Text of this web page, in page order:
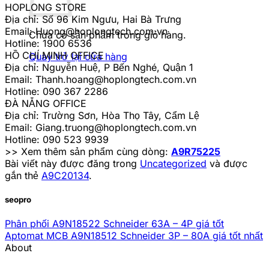
Chưa có sản phẩm trong giỏ hàng.
Quay trở lại cửa hàng
HOPLONG STORE
Địa chỉ: Số 96 Kim Ngưu, Hai Bà Trưng
Email:Huong@hoplongtech.com.vn
Hotline: 1900 6536
HỒ CHÍ MINH OFFICE
Địa chỉ: Nguyễn Huệ, P Bến Nghé, Quận 1
Email: Thanh.hoang@hoplongtech.com.vn
Hotline: 090 367 2286
ĐÀ NẴNG OFFICE
Địa chỉ: Trường Sơn, Hòa Thọ Tây, Cẩm Lệ
Email: Giang.truong@hoplongtech.com.vn
Hotline: 090 523 9939
>> Xem thêm sản phẩm cùng dòng: A9R75225
Bài viết này được đăng trong Uncategorized và được
gắn thẻ A9C20134.
seopro
Phân phối A9N18522 Schneider 63A – 4P giá tốt
Aptomat MCB A9N18512 Schneider 3P – 80A giá tốt nhất
About